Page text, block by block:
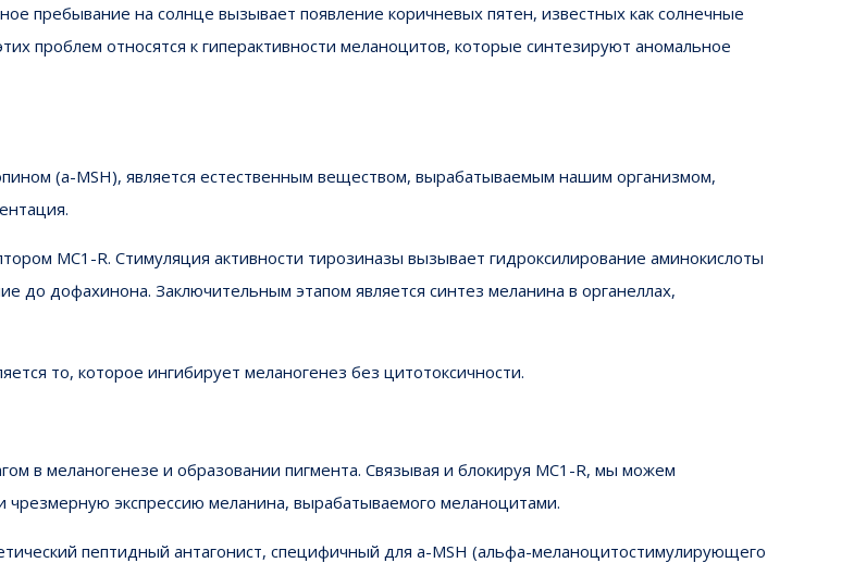
пребывание на солнце вызывает появление коричневых пятен, известных как солнечные
проблем относятся к гиперактивности меланоцитов, которые синтезируют аномальное
(a-MSH), является естественным веществом, вырабатываемым нашим организмом,
MC1-R. Стимуляция активности тирозиназы вызывает гидроксилирование аминокислоты
до дофахинона. Заключительным этапом является синтез меланина в органеллах,
то, которое ингибирует меланогенез без цитотоксичности.
в меланогенезе и образовании пигмента. Связывая и блокируя MC1-R, мы можем
чрезмерную экспрессию меланина, вырабатываемого меланоцитами.
пептидный антагонист, специфичный для a-MSH (альфа-меланоцитостимулирующего